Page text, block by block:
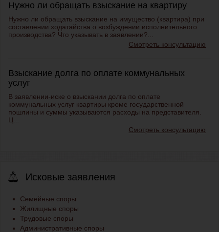
Нужно ли обращать взыскание на квартиру
Нужно ли обращать взыскание на имущество (квартира) при
составлении ходатайства о возбуждении исполнительного
производства? Что указывать в заявлении?...
Смотреть консультацию
Взыскание долга по оплате коммунальных
услуг
В заявлении-иске о взыскании долга по оплате
коммунальных услуг квартиры кроме государственной
пошлины и суммы указываются расходы на представителя.
Ц...
Смотреть консультацию
Исковые заявления
Семейные споры
Жилищные споры
Трудовые споры
Административные споры